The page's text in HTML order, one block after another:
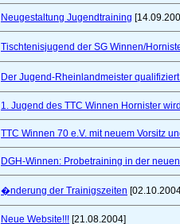
Neugestaltung Jugendtraining
Tischtenisjugend der SG Winnen/
Der Jugend-Rheinlandmeister
1. Jugend des TTC Winnen Hornister
TTC Winnen 70 e.V. mit neuem Vorsitz
DGH-Winnen: Probetraining in der
�nderung der Trainigszeiten
Neue Website!!! [21.08.2004]